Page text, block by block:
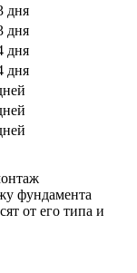
дня
дня
дня
дня
фундамента
от его типа и